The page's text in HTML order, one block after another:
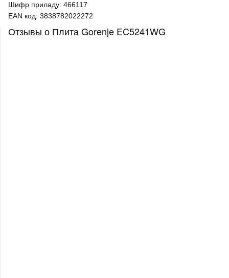
Шифр приладу: 466117
EAN код: 3838782022272
Отзывы о Плита Gorenje EC5241WG